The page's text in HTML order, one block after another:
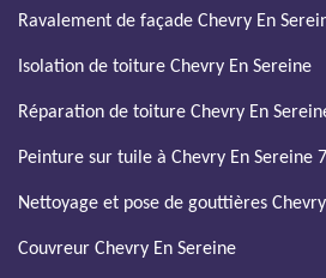
Ravalement de façade Chevry En
Isolation de toiture Chevry En Sereine
Réparation de toiture Chevry En
Peinture sur tuile à Chevry En Sereine
Nettoyage et pose de gouttières
Couvreur Chevry En Sereine